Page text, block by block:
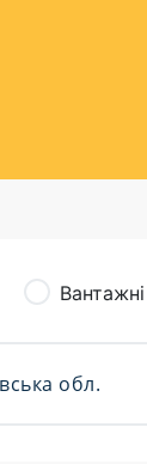
Вантажні